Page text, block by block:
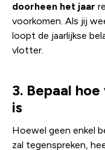
doorheen het jaar
voorkomen. Als jij
loopt de jaarlijkse
vlotter.
3. Bepaal
is
Hoewel geen enkel
zal tegenspreken,